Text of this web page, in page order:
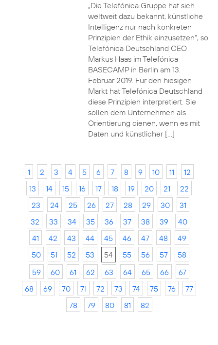
„Die Telefónica Gruppe hat sich
weltweit dazu bekannt, künstliche
Intelligenz nur nach konkreten
Prinzipien der Ethik einzusetzen“, so
Telefónica Deutschland CEO
Markus Haas im Telefónica
BASECAMP in Berlin am 13.
Februar 2019. Für den hiesigen
Markt hat Telefónica Deutschland
diese Prinzipien interpretiert. Sie
sollen dem Unternehmen als
Orientierung dienen, wenn es mit
Daten und künstlicher […]
1 2 3 4 5 6 7 8 9 10 11
12
13
14 15 16 17 18 19 20 21
22
23
24 25 26 27 28 29 30
31
32
33 34 35 36 37 38 39
40
41
42 43 44 45 46 47 48
49
50
51 52 53 54 55 56 57
58
59
60 61 62 63 64 65 66
67
68
69 70 71 72 73 74 75 76
77
78
79 80 81 82